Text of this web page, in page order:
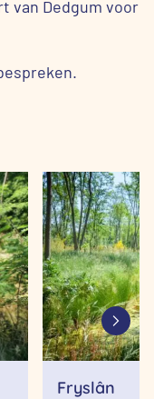
van Dedgum voor
Fryslân